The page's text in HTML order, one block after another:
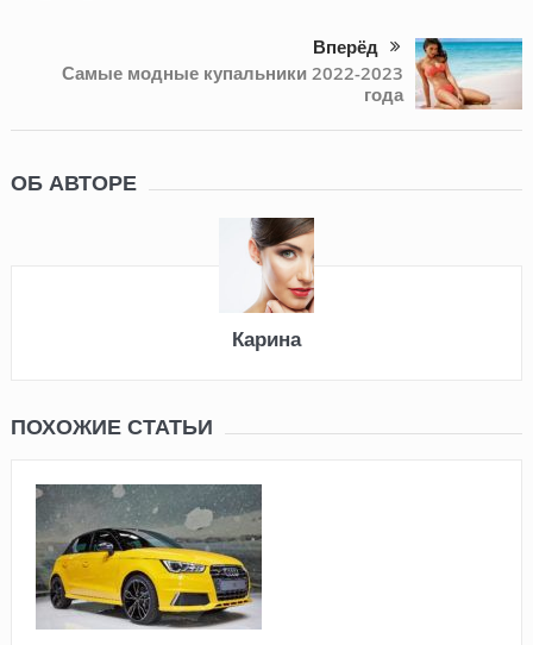
Вперёд
Самые модные купальники 2022-2023
года
ОБ АВТОРЕ
Карина
ПОХОЖИЕ СТАТЬИ